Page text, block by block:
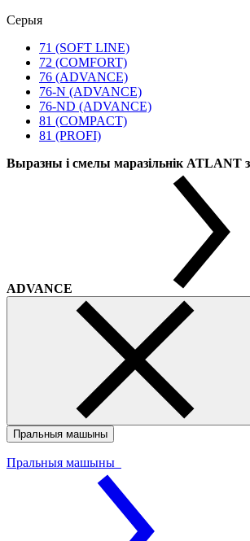
Серыя
71 (SOFT LINE)
72 (COMFORT)
76 (ADVANCE)
76-N (ADVANCE)
76-ND (ADVANCE)
81 (COMPACT)
81 (PROFI)
Выразны і смелы маразільнік ATLANT
ADVANCE
Пральныя машыны
Пральныя машыны